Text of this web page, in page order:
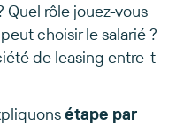
rôle jouez-vous
choisir le salarié ?
de leasing entre-t-
étape par